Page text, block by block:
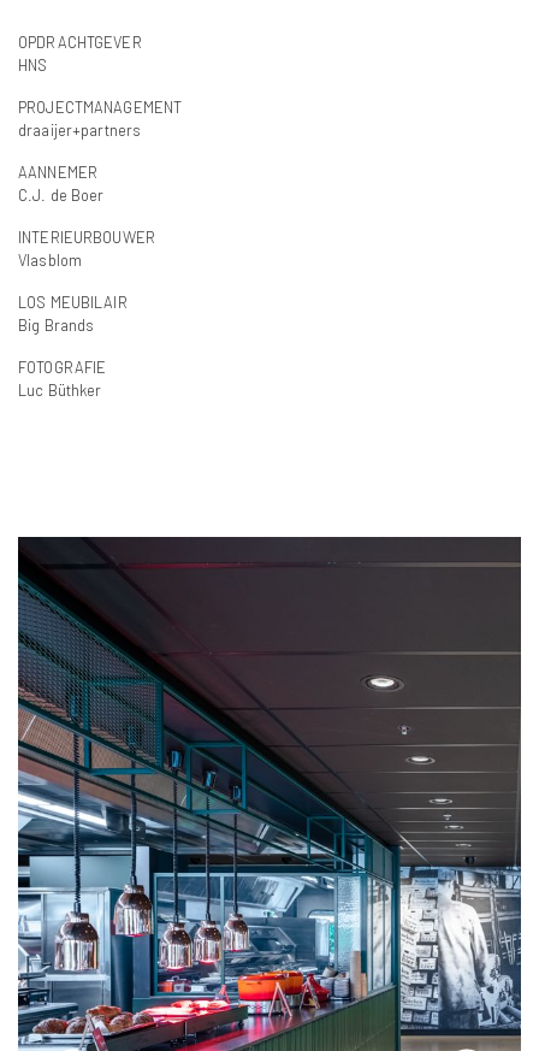
OPDRACHTGEVER
HNS
PROJECTMANAGEMENT
draaijer+partners
AANNEMER
C.J. de Boer
INTERIEURBOUWER
Vlasblom
LOS MEUBILAIR
Big Brands
FOTOGRAFIE
Luc Büthker